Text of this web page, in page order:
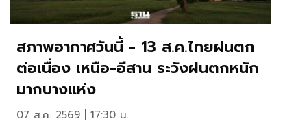
สภาพอากาศวันนี้ - 13 ส.ค.ไทยฝนตก
ต่อเนื่อง เหนือ-อีสาน ระวังฝนตกหนัก
มากบางแห่ง
07 ส.ค. 2569 | 17:30 น.